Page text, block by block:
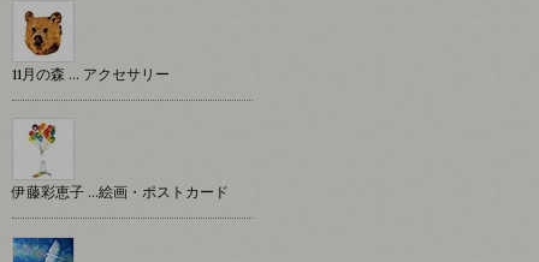
11月の森 … アクセサリー
伊藤彩恵子 …絵画・ポストカード